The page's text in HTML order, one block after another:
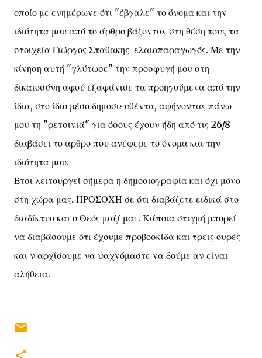
οποίο με ενημέρωνε ότι "έβγαλε" το όνομα και την
ιδιότητα μου από το άρθρο βάζοντας στη θέση τους τα
στοιχεία Γιώργος Σταθακης-ελαιοπαραγωγός. Με την
κίνηση αυτή "γλύτωσε" την προσφυγή μου στη
δικαιοσύνη αφού εξαφάνισε τα προηγούμενα από την
ίδια, στο ίδιο μέσο δημοσιευθέντα, αφήνοντας πάνω
μου τη "ρετσινιά" για όσους έχουν ήδη από τις 26/8
διαβάσει το αρθρο που ανέφερε το όνομα και την
ιδιότητα μου.
Έτσι λειτουργεί σήμερα η δημοσιογραφία και όχι μόνο
στη χώρα μας. ΠΡΟΣΟΧΗ σε ότι διαβάζετε ειδικά στο
διαδίκτυο και ο Θεός μαζί μας. Κάποια στιγμή μπορεί
να διαβάσουμε ότι έχουμε προβοσκίδα και τρεις ουρές
και ν αρχίσουμε να ψαχνόμαστε να δούμε αν είναι
αλήθεια.